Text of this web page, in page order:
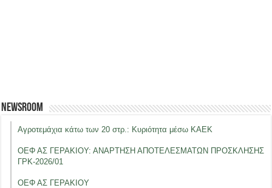
Newsroom
Αγροτεμάχια κάτω των 20 στρ.: Κυριότητα μέσω ΚΑΕΚ
ΟΕΦ ΑΣ ΓΕΡΑΚΙΟΥ: ΑΝΑΡΤΗΣΗ ΑΠΟΤΕΛΕΣΜΑΤΩΝ ΠΡΟΣΚΛΗΣΗΣ
ΓΡΚ-2026/01
ΟΕΦ ΑΣ ΓΕΡΑΚΙΟΥ